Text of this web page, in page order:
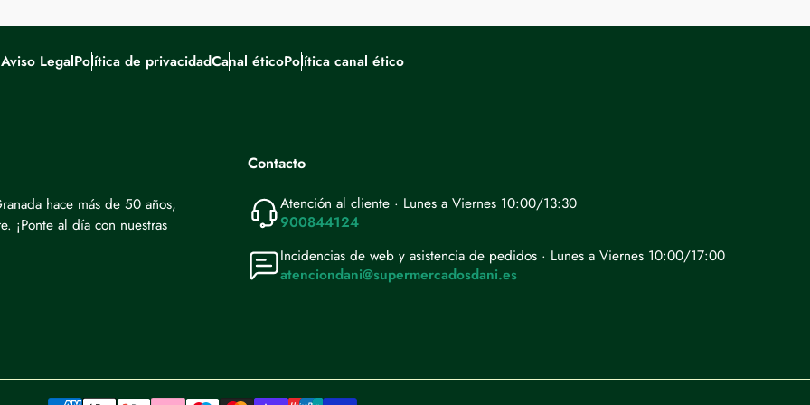
Aviso LegalPolítica de privacidadCanal éticoPolítica canal ético
hace más de 50 años,
¡Ponte al día con nuestras
Contacto
Atención al cliente · Lunes a Viernes 10:00/13:30
900844124
Incidencias de web y asistencia de pedidos · Lunes a Viernes 10:00/17:00
atenciondani@supermercadosdani.es